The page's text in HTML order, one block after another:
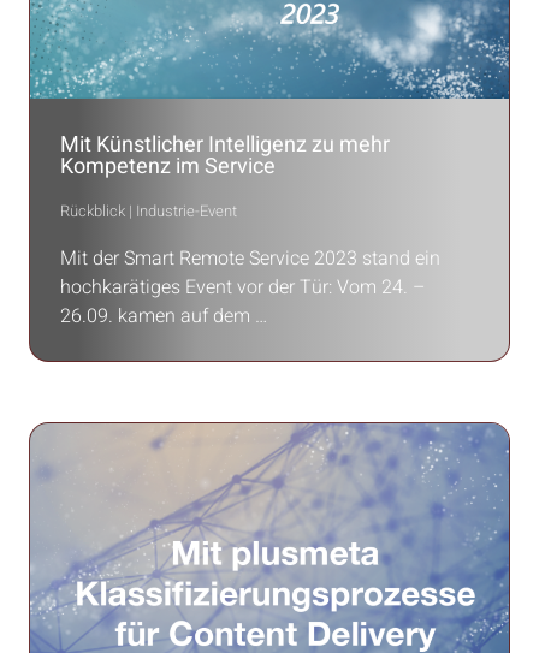
Mit Künstlicher Intelligenz zu mehr
Kompetenz im Service
Rückblick | Industrie-Event
Mit der Smart Remote Service 2023 stand ein
hochkarätiges Event vor der Tür: Vom 24. –
26.09. kamen auf dem …